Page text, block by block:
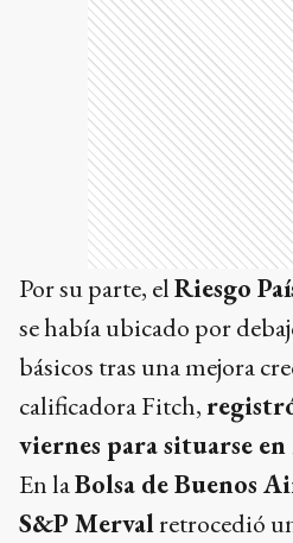
Por su parte, elRiesgo
se había ubicado por
básicos tras una mejora
calificadora Fitch,
viernes para situarse
En laBolsa de Buenos
S&P Mervalretrocedió